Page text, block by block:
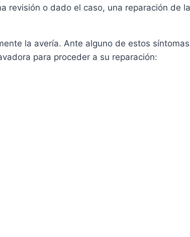
revisión o dado el caso, una reparación de
la avería. Ante alguno de estos
para proceder a su reparación: